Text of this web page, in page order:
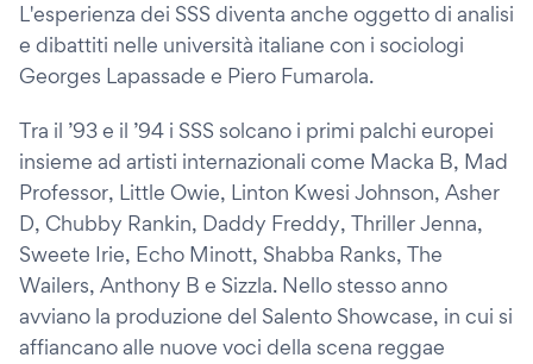
L'esperienza dei SSS diventa anche oggetto di analisi
e dibattiti nelle università italiane con i sociologi
Georges Lapassade e Piero Fumarola.
Tra il ’93 e il ’94 i SSS solcano i primi palchi europei
insieme ad artisti internazionali come Macka B, Mad
Professor, Little Owie, Linton Kwesi Johnson, Asher
D, Chubby Rankin, Daddy Freddy, Thriller Jenna,
Sweete Irie, Echo Minott, Shabba Ranks, The
Wailers, Anthony B e Sizzla. Nello stesso anno
avviano la produzione del Salento Showcase, in cui si
affiancano alle nuove voci della scena reggae